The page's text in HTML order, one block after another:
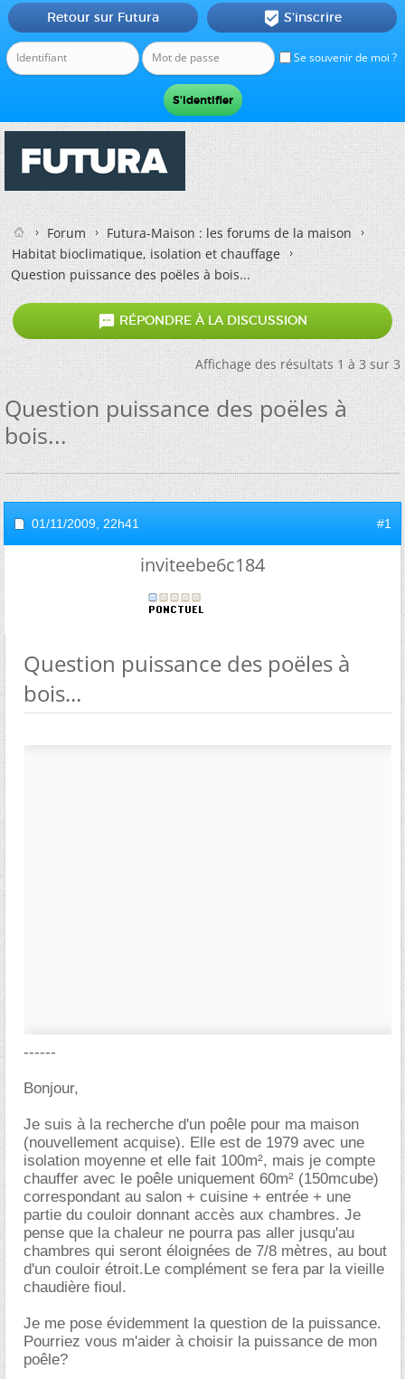
Se souvenir de moi ?
Retour sur Futura  S'inscrire
Forum
Futura-Maison : les forums de la maison
Habitat bioclimatique, isolation et chauffage
Question puissance des poëles à bois...
 RÉPONDRE À LA DISCUSSION
Affichage des résultats 1 à 3 sur 3
Question puissance des poëles à
bois...
01/11/2009, 22h41 #1
inviteebe6c184
Question puissance des poëles à
bois...
------
Bonjour,
Je suis à la recherche d'un poêle pour ma maison
(nouvellement acquise). Elle est de 1979 avec une
isolation moyenne et elle fait 100m², mais je compte
chauffer avec le poêle uniquement 60m² (150mcube)
correspondant au salon + cuisine + entrée + une
partie du couloir donnant accès aux chambres. Je
pense que la chaleur ne pourra pas aller jusqu'au
chambres qui seront éloignées de 7/8 mètres, au bout
d'un couloir étroit.Le complément se fera par la vieille
chaudière fioul.
Je me pose évidemment la question de la puissance.
Pourriez vous m'aider à choisir la puissance de mon
poêle?